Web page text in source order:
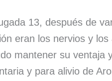
13, después de
eran los nervios y los
mantener su ventaja
y para alivio de